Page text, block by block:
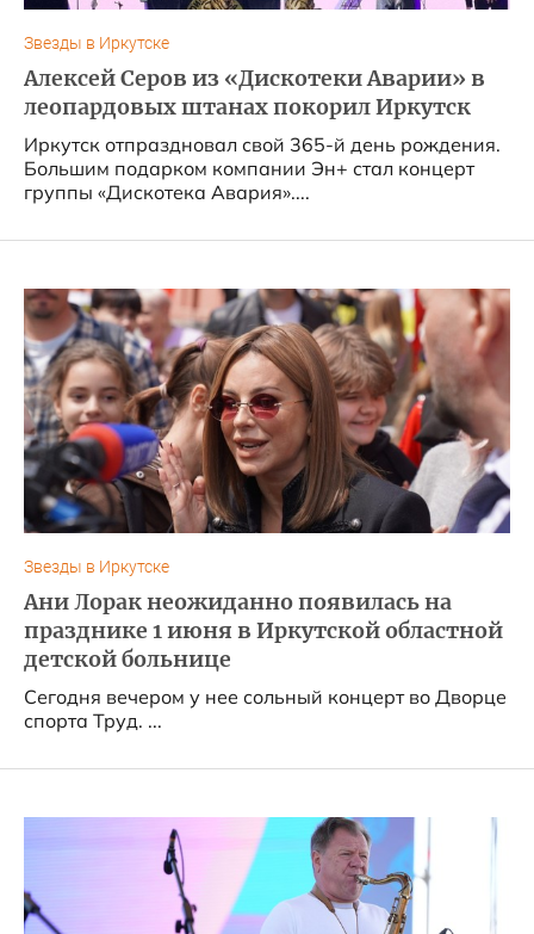
Звезды в Иркутске
Алексей Серов из «Дискотеки Аварии» в
леопардовых штанах покорил Иркутск
Иркутск отпраздновал свой 365-й день рождения.
Большим подарком компании Эн+ стал концерт
группы «Дискотека Авария»....
Звезды в Иркутске
Ани Лорак неожиданно появилась на
празднике 1 июня в Иркутской областной
детской больнице
Сегодня вечером у нее сольный концерт во Дворце
спорта Труд. ...